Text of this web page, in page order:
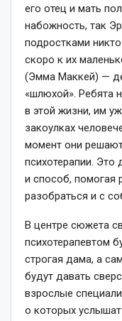
его отец и мать
набожность, так
подростками
скоро к их
(Эмма Маккей) —
«шлюхой». Ребята
в этой жизни, им
закоулках
момент они
психотерапии.
и способ, помогая
разобраться и с
В центре сюжета
психотерапевтом
строгая дама, а
будут давать
взрослые
о которых